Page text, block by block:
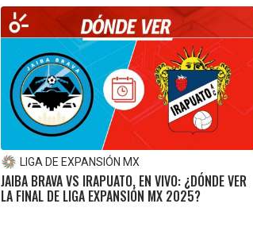
LIGA DE EXPANSIÓN MX
JAIBA BRAVA VS IRAPUATO, EN VIVO: ¿DÓNDE VER
LA FINAL DE LIGA EXPANSIÓN MX 2025?